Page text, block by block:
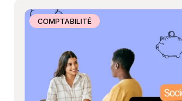
COMPTABILITÉ